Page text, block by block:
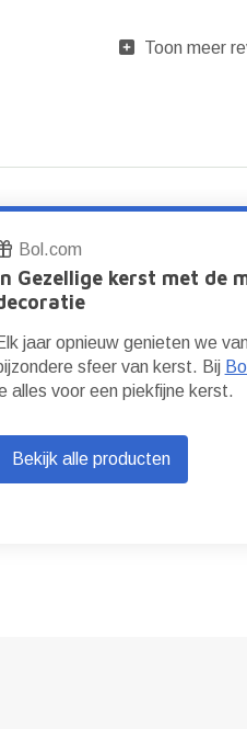
Toon meer
Bol.com
Gezellige kerst met de
jaar opnieuw genieten we
sfeer van kerst. Bij
alles voor een piekfijne kerst.
Bekijk alle producten